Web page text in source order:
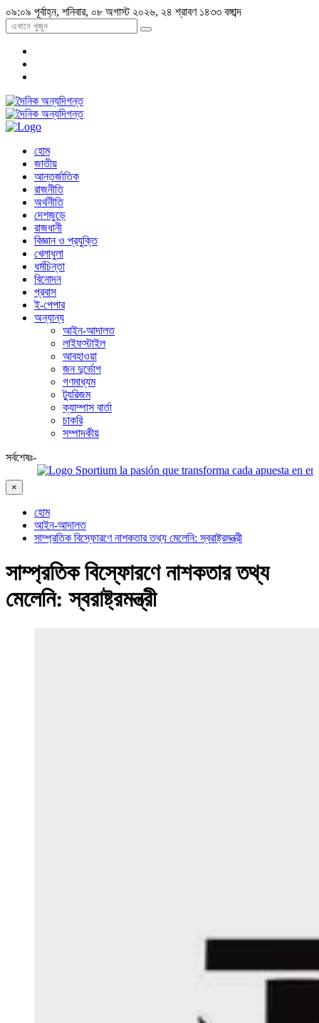
০৯:০৯ পূর্বাহ্ন, শনিবার, ০৮ অগাস্ট ২০২৬, ২৪ শ্রাবণ ১৪৩৩ বঙ্গাব্দ
হোম
জাতীয়
আন্তর্জাতিক
রাজনীতি
অর্থনীতি
দেশজুড়ে
রাজধানী
বিজ্ঞান ও প্রযুক্তি
খেলাধুলা
ধর্মচিন্তা
বিনোদন
প্রবাস
ই-পেপার
অন্যান্য
আইন-আদালত
লাইফস্টাইল
আবহাওয়া
জন দুর্ভোগ
গণমাধ্যম
ট্যুরিজম
ক্যাম্পাস বার্তা
চাকরি
সম্পাদকীয়
সর্বশেষঃ-
Sportium la pasión que transforma cada apuesta en emoción
×
হোম
আইন-আদালত
সাম্প্রতিক বিস্ফোরণে নাশকতার তথ্য মেলেনি: স্বরাষ্ট্রমন্ত্রী
সাম্প্রতিক বিস্ফোরণে নাশকতার তথ্য
মেলেনি: স্বরাষ্ট্রমন্ত্রী